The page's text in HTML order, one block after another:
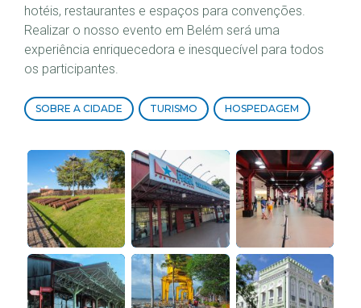
hotéis, restaurantes e espaços para convenções.
Realizar o nosso evento em Belém será uma
experiência enriquecedora e inesquecível para todos
os participantes.
SOBRE A CIDADE TURISMO HOSPEDAGEM